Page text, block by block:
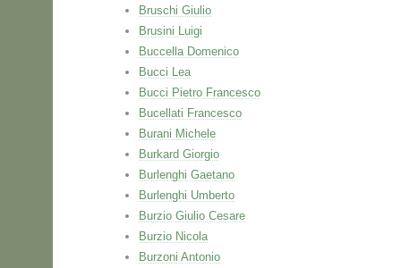
Bruschi Giulio
Brusini Luigi
Buccella Domenico
Bucci Lea
Bucci Pietro Francesco
Bucellati Francesco
Burani Michele
Burkard Giorgio
Burlenghi Gaetano
Burlenghi Umberto
Burzio Giulio Cesare
Burzio Nicola
Burzoni Antonio